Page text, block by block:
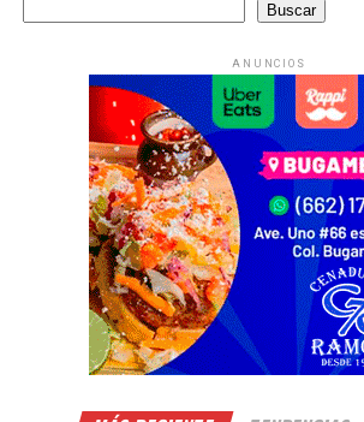
Buscar
ANUNCIOS